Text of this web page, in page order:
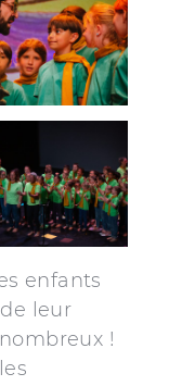
enfants
leur
!